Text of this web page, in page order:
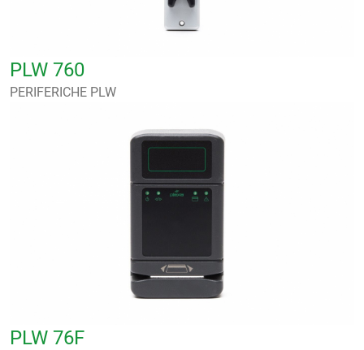
PLW 760
PERIFERICHE PLW
PLW 76F